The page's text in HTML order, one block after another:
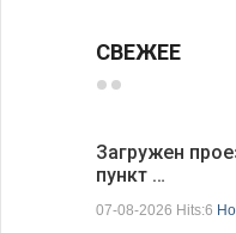
СВЕЖЕЕ
Загружен
пункт …
07-08-2026 Hits:6